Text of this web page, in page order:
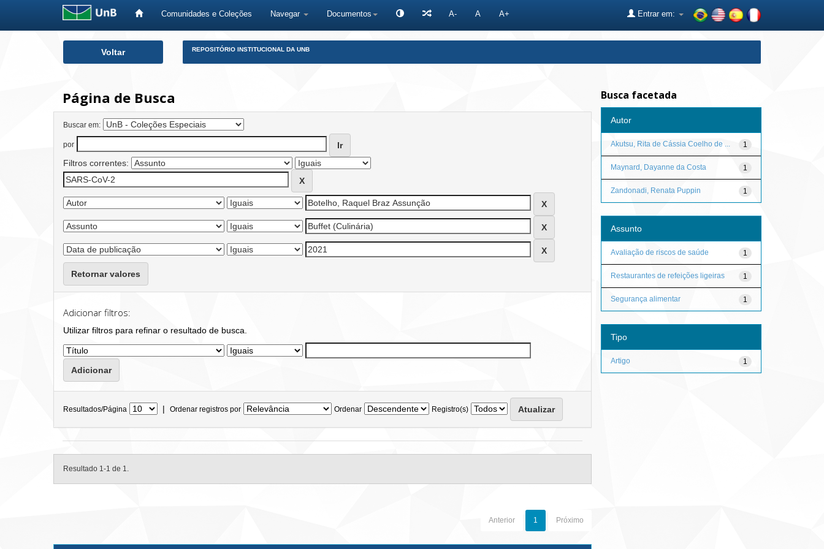
Comunidades e Coleções Navegar Documentos A- A A+ Entrar em:
Voltar REPOSITÓRIO INSTITUCIONAL DA UNB
Página de Busca
Buscar em:
por
Filtros correntes:
Retornar valores
Adicionar filtros:
Utilizar filtros para refinar o resultado de busca.
Resultados/Página | Ordenar registros por Ordenar Registro(s)
Resultado 1-1 de 1.
Anterior 1 Próximo
Busca facetada
Autor
1
Akutsu, Rita de Cássia Coelho de ...
1
Maynard, Dayanne da Costa
1
Zandonadi, Renata Puppin
Assunto
1
Avaliação de riscos de saúde
1
Restaurantes de refeições ligeiras
1
Segurança alimentar
Tipo
1
Artigo